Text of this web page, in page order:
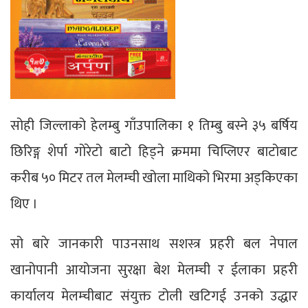
सोही जिल्लाको हेलम्बु गाँउपालिका १ तिम्बु बस्ने ३५ बर्षिय
छिरिङ्ग शेर्पा गोरेटो बाटो हिड्ने क्रममा चिप्लिएर बाटोबाट
करीब ५० मिटर तल मेलम्ची खोला माथिको भिरमा अड्किएका
थिए ।
सो बारे जानकारी पाउनसाथ सशस्त्र प्रहरी बल नेपाल
खानोपानी आयोजना सुरक्षा बेश मेलम्ची र ईलाका प्रहरी
कार्यालय मेलम्चीबाट संयुक्त टोली खटिगई उनको उद्धार